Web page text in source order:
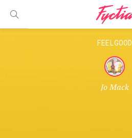
FEELGOOD
Jo Mack